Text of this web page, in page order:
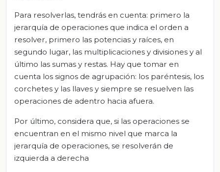
Para resolverlas, tendrás en cuenta: primero la
jerarquía de operaciones que indica el orden a
resolver, primero las potencias y raíces, en
segundo lugar, las multiplicaciones y divisiones y al
último las sumas y restas. Hay que tomar en
cuenta los signos de agrupación: los paréntesis, los
corchetes y las llaves y siempre se resuelven las
operaciones de adentro hacia afuera.
Por último, considera que, si las operaciones se
encuentran en el mismo nivel que marca la
jerarquía de operaciones, se resolverán de
izquierda a derecha